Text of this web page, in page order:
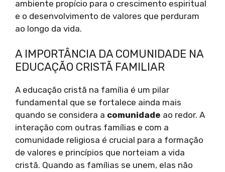
ambiente propício para o crescimento espiritual
e o desenvolvimento de valores que perduram
ao longo da vida.
A IMPORTÂNCIA DA COMUNIDADE NA
EDUCAÇÃO CRISTÃ FAMILIAR
A educação cristã na família é um pilar
fundamental que se fortalece ainda mais
quando se considera a comunidade ao redor. A
interação com outras famílias e com a
comunidade religiosa é crucial para a formação
de valores e princípios que norteiam a vida
cristã. Quando as famílias se unem, elas não